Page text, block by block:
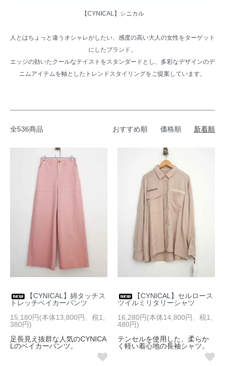
【CYNICAL】シニカル
人とはちょっと違うオシャレがしたい、感度の高い大人の女性をターゲット
にしたブランド。
エッジの効いたクールなテイストをスタンダードとし、多彩なデザインのデ
ニムアイテムを軸としたトレンドスタイリングをご提案しています。
全536商品 おすすめ順 価格順 新着順
【CYNICAL】綿タッチス
トレッチベイカーパンツ
15,180円(本体13,800円、税1,
380円)
足長見え抜群な人気のCYNICA
Lのベイカーパンツ。
【CYNICAL】セルロース
ツイルミリタリーシャツ
16,280円(本体14,800円、税1,
480円)
テンセルを使用した、柔らか
く軽い着心地の長袖シャツ。